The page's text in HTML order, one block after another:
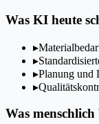
Was KI heute
▸
▸
▸Planung und
▸
Was